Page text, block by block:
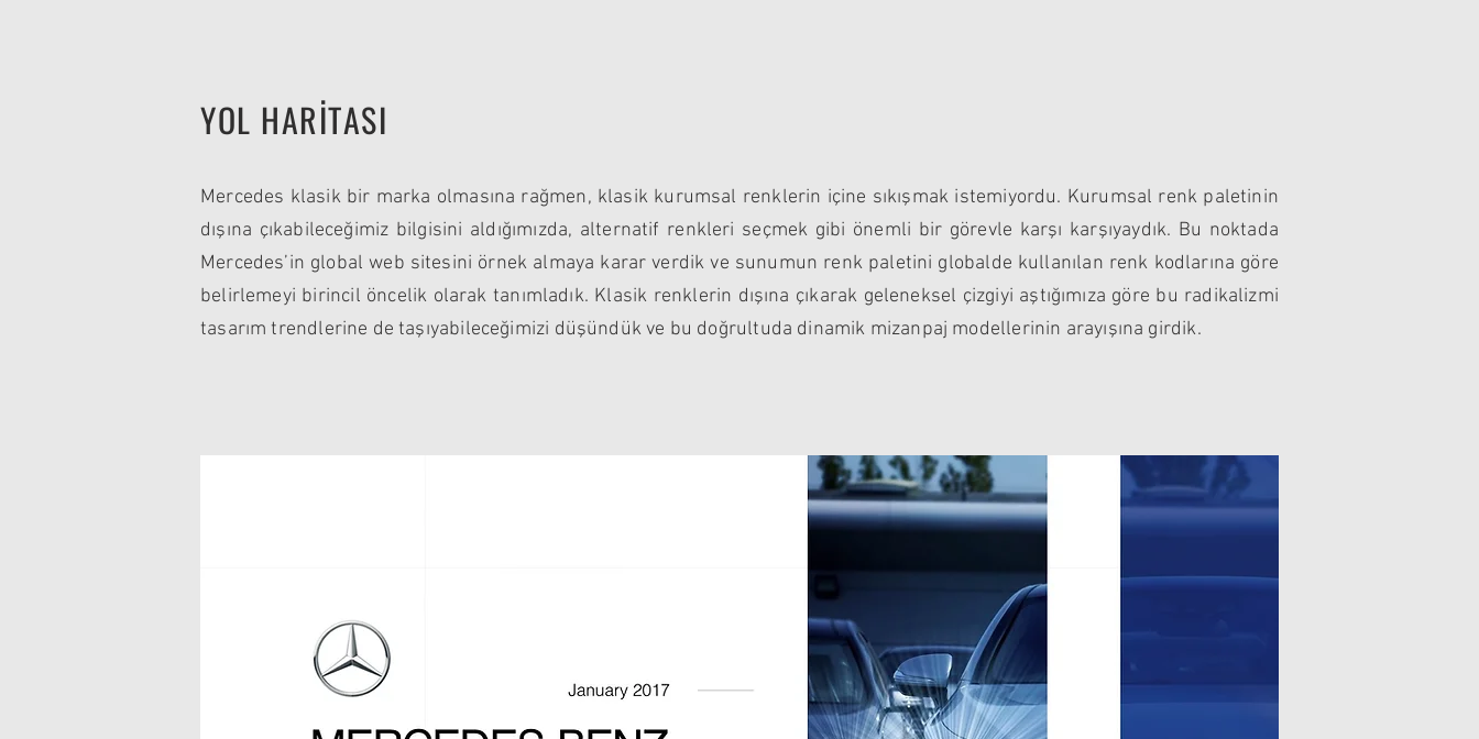
YOL HARİTASI
Mercedes klasik bir marka olmasına rağmen, klasik kurumsal renklerin içine sıkışmak istemiyordu. Kurumsal renk paletinin
dışına çıkabileceğimiz bilgisini aldığımızda, alternatif renkleri seçmek gibi önemli bir görevle karşı karşıyaydık. Bu noktada
Mercedes’in global web sitesini örnek almaya karar verdik ve sunumun renk paletini globalde kullanılan renk kodlarına göre
belirlemeyi birincil öncelik olarak tanımladık. Klasik renklerin dışına çıkarak geleneksel çizgiyi aştığımıza göre bu radikalizmi
tasarım trendlerine de taşıyabileceğimizi düşündük ve bu doğrultuda dinamik mizanpaj modellerinin arayışına girdik.